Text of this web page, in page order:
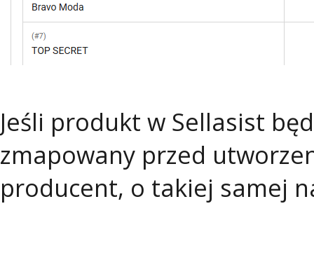
Jeśli produkt w Sellasist
zmapowany przed
producent, o takiej samej